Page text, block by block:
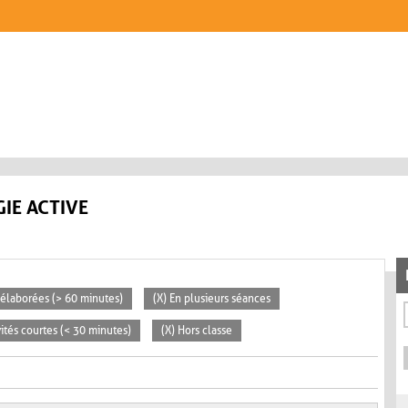
ACTIVE
(> 60 minutes) (X) En plusieurs séances
courtes (< 30 minutes) (X) Hors classe